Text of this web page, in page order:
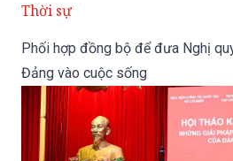
Thời sự
Phối hợp đồng bộ để đưa Nghị
Đảng vào cuộc sống